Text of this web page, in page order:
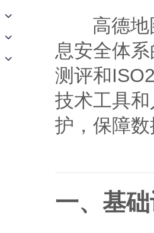
基于LBS的定位服务
iOS
地理/逆地理编码
位置名称与经纬度之间转换服务
Android iOS
虚拟空间围栏服务
iOS
路线
提供
API
猎鹰
提供专
API
货车
专业
API
智能
物流
公交
面向开发者提供全球范围内LBS服务
NEW
合规精确的两轮车场景导航
提供手机银行APP地图应用
到
提
猎鹰服务 API URI API
地铁图 JS
GeoHUB数据中心 经纬度转换为
自定义地图 7大类44种地
认证开发商 商业授权相关
高德地图
息安全体
测评和
技术工具
护，保障
一、基